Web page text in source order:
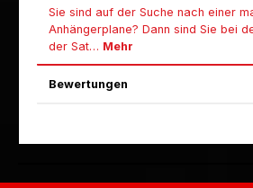
Sie sind auf der Suche nach einer
Anhängerplane? Dann sind Sie bei
der Sat… Mehr
Bewertungen